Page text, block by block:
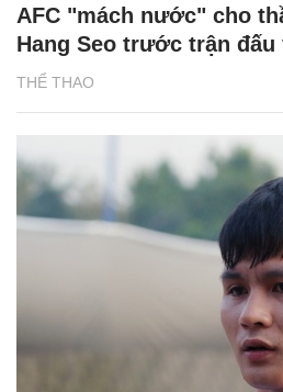
THỂ THAO
AFC "mách nước" cho
Hang Seo trước trận đấu